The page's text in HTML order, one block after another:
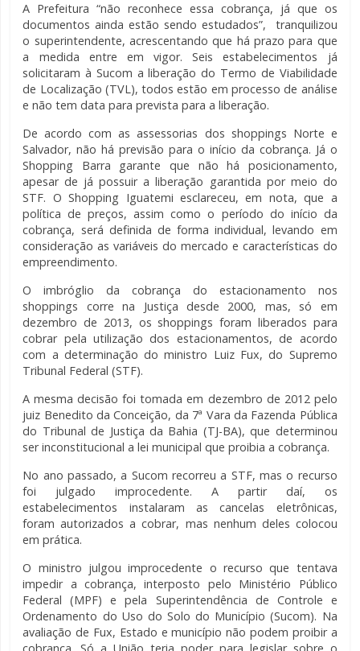
A Prefeitura “não reconhece essa cobrança, já que os
documentos ainda estão sendo estudados”, tranquilizou
o superintendente, acrescentando que há prazo para que
a medida entre em vigor. Seis estabelecimentos já
solicitaram à Sucom a liberação do Termo de Viabilidade
de Localização (TVL), todos estão em processo de análise
e não tem data para prevista para a liberação.
De acordo com as assessorias dos shoppings Norte e
Salvador, não há previsão para o início da cobrança. Já o
Shopping Barra garante que não há posicionamento,
apesar de já possuir a liberação garantida por meio do
STF. O Shopping Iguatemi esclareceu, em nota, que a
política de preços, assim como o período do início da
cobrança, será definida de forma individual, levando em
consideração as variáveis do mercado e características do
empreendimento.
O imbróglio da cobrança do estacionamento nos
shoppings corre na Justiça desde 2000, mas, só em
dezembro de 2013, os shoppings foram liberados para
cobrar pela utilização dos estacionamentos, de acordo
com a determinação do ministro Luiz Fux, do Supremo
Tribunal Federal (STF).
A mesma decisão foi tomada em dezembro de 2012 pelo
juiz Benedito da Conceição, da 7ª Vara da Fazenda Pública
do Tribunal de Justiça da Bahia (TJ-BA), que determinou
ser inconstitucional a lei municipal que proibia a cobrança.
No ano passado, a Sucom recorreu a STF, mas o recurso
foi julgado improcedente. A partir daí, os
estabelecimentos instalaram as cancelas eletrônicas,
foram autorizados a cobrar, mas nenhum deles colocou
em prática.
O ministro julgou improcedente o recurso que tentava
impedir a cobrança, interposto pelo Ministério Público
Federal (MPF) e pela Superintendência de Controle e
Ordenamento do Uso do Solo do Município (Sucom). Na
avaliação de Fux, Estado e município não podem proibir a